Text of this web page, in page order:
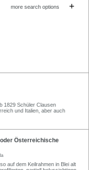
more search options +
1829 Schüler Clausen
und Italien, aber auch
Österreichische
auf dem Keilrahmen in Blei alt